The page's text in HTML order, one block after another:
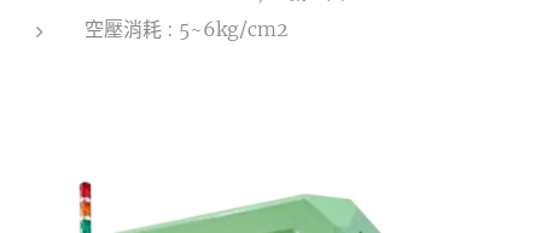
空壓消耗 : 5~6kg/cm2